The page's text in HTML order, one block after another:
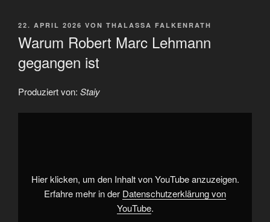
VERÖFFENTLICHT
22. APRIL 2026 VON THALASSA FALKENRATH
Warum Robert Marc Lehmann
gegangen ist
Produziert von: Staiy
„Warum
YouTube
anzeigen
Hier klicken, um den Inhalt von YouTube anzuzeigen.
Erfahre mehr in der Datenschutzerklärung von
YouTube.